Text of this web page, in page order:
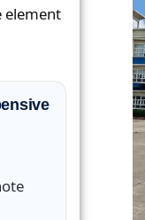
element